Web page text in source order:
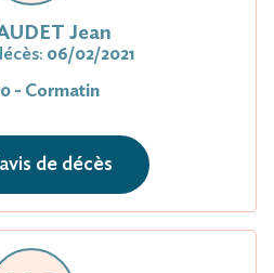
Jean
06/02/2021
- Cormatin
de décès